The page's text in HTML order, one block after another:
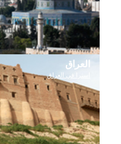
العراق
استرا في العراق